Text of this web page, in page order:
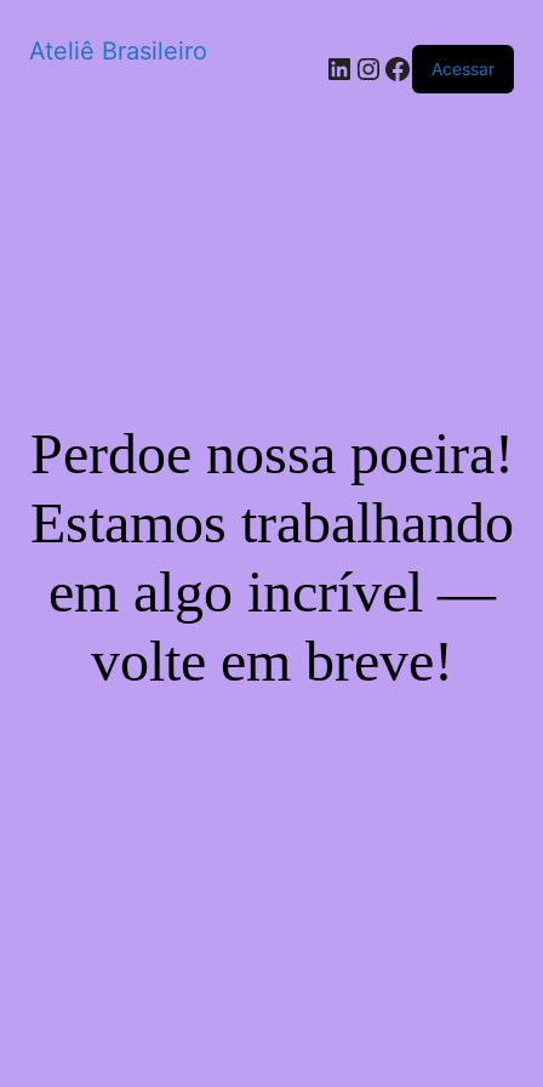
Ateliê Brasileiro LinkedIn
Instagram
Facebook
Acessar
Perdoe nossa poeira!
Estamos trabalhando
em algo incrível —
volte em breve!